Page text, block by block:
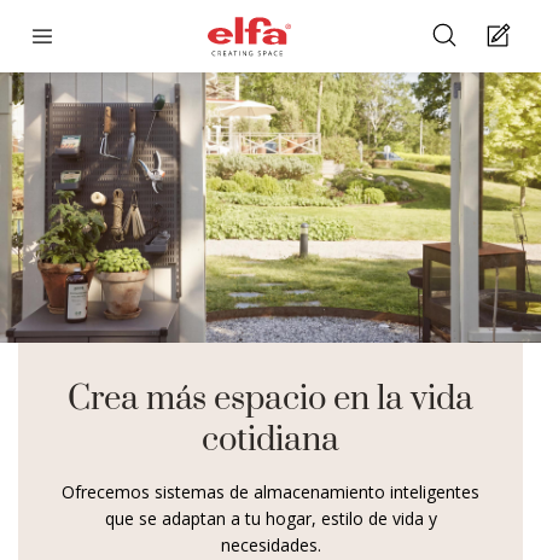
Crea más espacio en la vida
cotidiana
Ofrecemos sistemas de almacenamiento inteligentes
que se adaptan a tu hogar, estilo de vida y
necesidades.